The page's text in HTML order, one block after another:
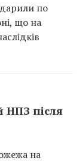
по
що на
НПЗ після
на